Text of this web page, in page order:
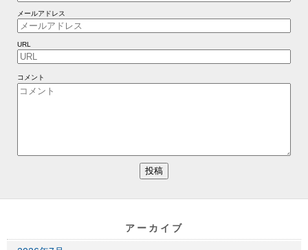
メールアドレス
URL
コメント
アーカイブ